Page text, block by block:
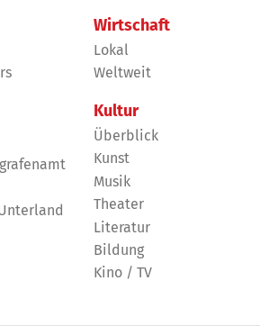
Wirtschaft
Lokal
Weltweit
Kultur
Überblick
Kunst
Musik
Theater
Literatur
Bildung
Kino / TV